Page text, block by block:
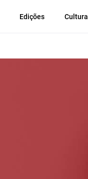
Edições Cultura